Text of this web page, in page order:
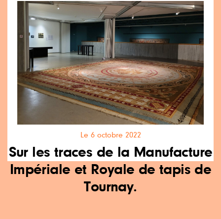
Le 6 octobre 2022
Sur les traces de la Manufacture
Impériale et Royale de tapis de
Tournay.